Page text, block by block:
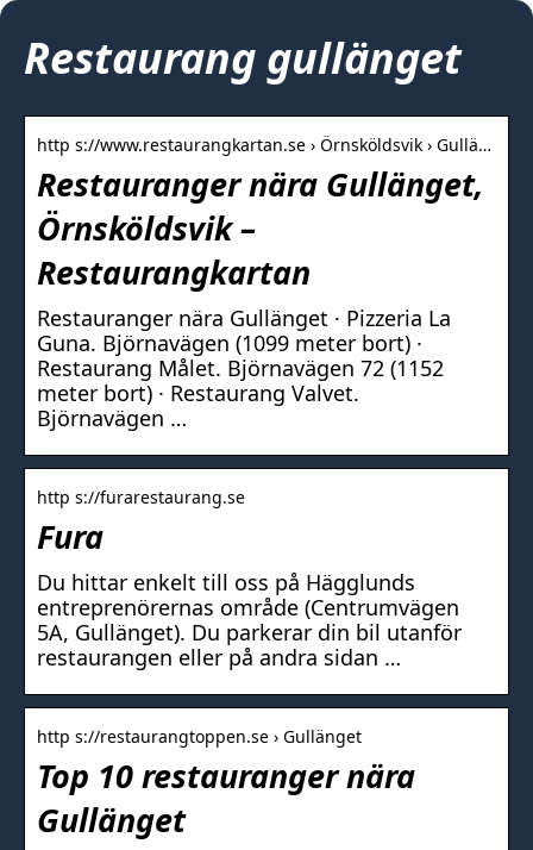
Restaurang gullänget
http s://www.restaurangkartan.se › Örnsköldsvik › Gullä…
Restauranger nära Gullänget,
Örnsköldsvik –
Restaurangkartan
Restauranger nära Gullänget · Pizzeria La
Guna. Björnavägen (1099 meter bort) ·
Restaurang Målet. Björnavägen 72 (1152
meter bort) · Restaurang Valvet.
Björnavägen …
http s://furarestaurang.se
Fura
Du hittar enkelt till oss på Hägglunds
entreprenörernas område (Centrumvägen
5A, Gullänget). Du parkerar din bil utanför
restaurangen eller på andra sidan …
http s://restaurangtoppen.se › Gullänget
Top 10 restauranger nära
Gullänget